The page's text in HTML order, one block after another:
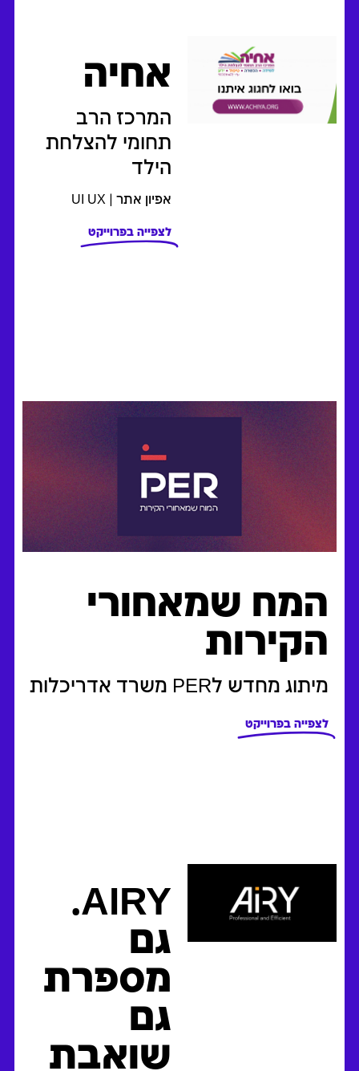
אחיה
המרכז הרב
תחומי להצלחת
הילד
אפיון אתר | UI UX
לצפייה בפרוייקט
המח שמאחורי
הקירות
מיתוג מחדש לPER משרד אדריכלות
לצפייה בפרוייקט
AIRY.
גם
מספרת
גם
שואבת